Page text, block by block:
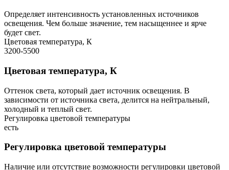
Определяет интенсивность установленных источников
освещения. Чем больше значение, тем насыщеннее и ярче
будет свет.
Цветовая температура, К
3200-5500
Цветовая температура, К
Оттенок света, который дает источник освещения. В
зависимости от источника света, делится на нейтральный,
холодный и теплый свет.
Регулировка цветовой температуры
есть
Регулировка цветовой температуры
Наличие или отсутствие возможности регулировки цветовой